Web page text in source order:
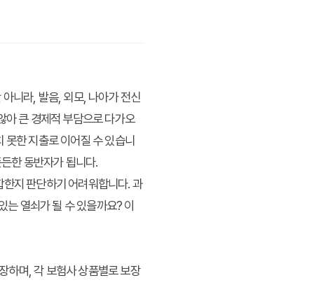
니라, 발음, 외모, 나아가 전신
아 큰 경제적 부담으로 다가오
한 지출로 이어질 수 있습니
한 동반자가 됩니다.
지 판단하기 어려워합니다. 과
열쇠가 될 수 있을까요? 이
하며, 각 보험사 상품별로 보장